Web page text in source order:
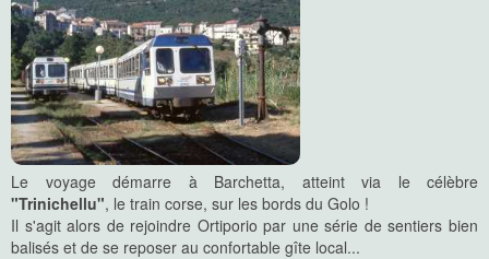
Le voyage démarre à Barchetta, atteint via le célèbre
"Trinichellu", le train corse, sur les bords du Golo !
Il s'agit alors de rejoindre Ortiporio par une série de sentiers bien
balisés et de se reposer au confortable gîte local...